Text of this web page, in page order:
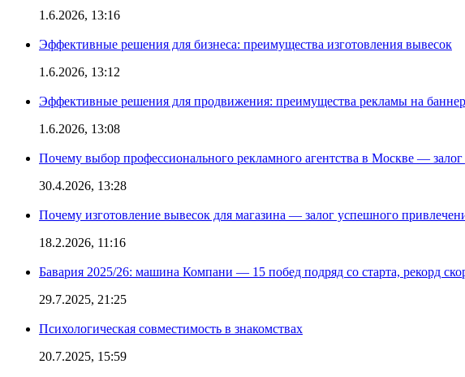
1.6.2026, 13:16
Эффективные решения для бизнеса: преимущества изготовления вывесок
1.6.2026, 13:12
Эффективные решения для продвижения: преимущества рекламы на
1.6.2026, 13:08
Почему выбор профессионального рекламного агентства в Москве — залог
30.4.2026, 13:28
Почему изготовление вывесок для магазина — залог успешного
18.2.2026, 11:16
Бавария 2025/26: машина Компани — 15 побед подряд со старта, рекорд
29.7.2025, 21:25
Психологическая совместимость в знакомствах
20.7.2025, 15:59